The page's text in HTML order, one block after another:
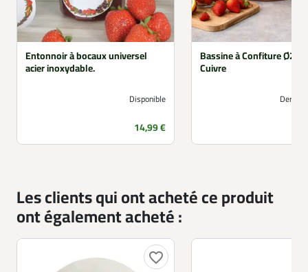
Entonnoir à bocaux universel
acier inoxydable.
Disponible
Prix
14,99 €
Bassine à Confiture Ø26
Cuivre
Les clients qui ont acheté ce produit
ont également acheté :
favorite_border